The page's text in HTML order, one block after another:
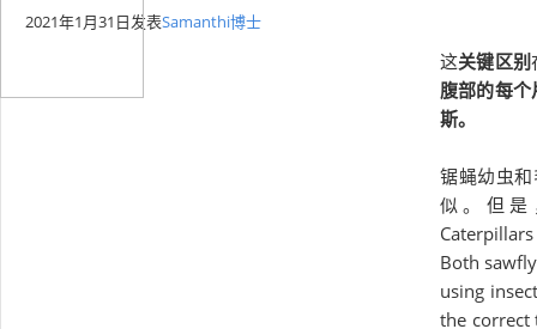
2021年1月31日发表Samanthi博士
这关键区别
腹部的每
斯。
锯蝇幼虫
似。但是
Both
using
the correct